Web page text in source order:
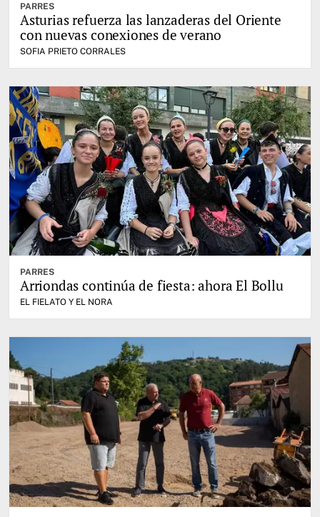
PARRES
Asturias refuerza las lanzaderas del Oriente
con nuevas conexiones de verano
SOFIA PRIETO CORRALES
PARRES
Arriondas continúa de fiesta: ahora El Bollu
EL FIELATO Y EL NORA